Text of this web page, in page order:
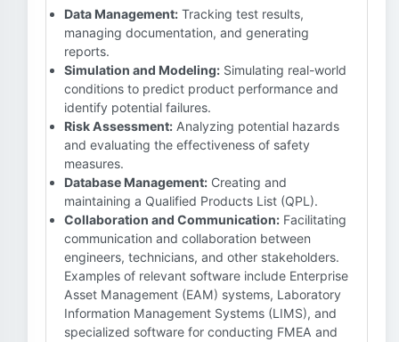
Data Management: Tracking test results,
managing documentation, and generating
reports.
Simulation and Modeling: Simulating real-world
conditions to predict product performance and
identify potential failures.
Risk Assessment: Analyzing potential hazards
and evaluating the effectiveness of safety
measures.
Database Management: Creating and
maintaining a Qualified Products List (QPL).
Collaboration and Communication: Facilitating
communication and collaboration between
engineers, technicians, and other stakeholders.
Examples of relevant software include Enterprise
Asset Management (EAM) systems, Laboratory
Information Management Systems (LIMS), and
specialized software for conducting FMEA and